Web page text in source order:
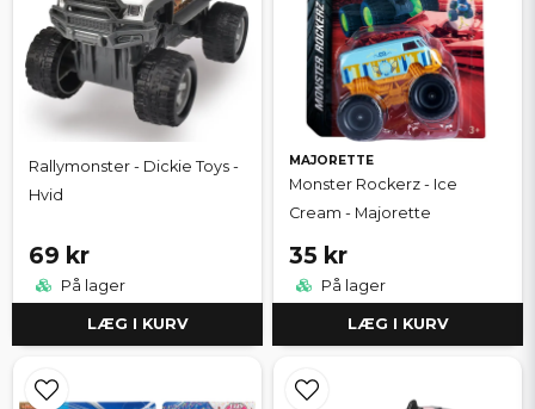
Rallymonster - Dickie Toys -
Hvid
69 kr
På lager
LÆG I KURV
MAJORETTE
Monster Rockerz - Ice
Cream - Majorette
35 kr
På lager
LÆG I KURV